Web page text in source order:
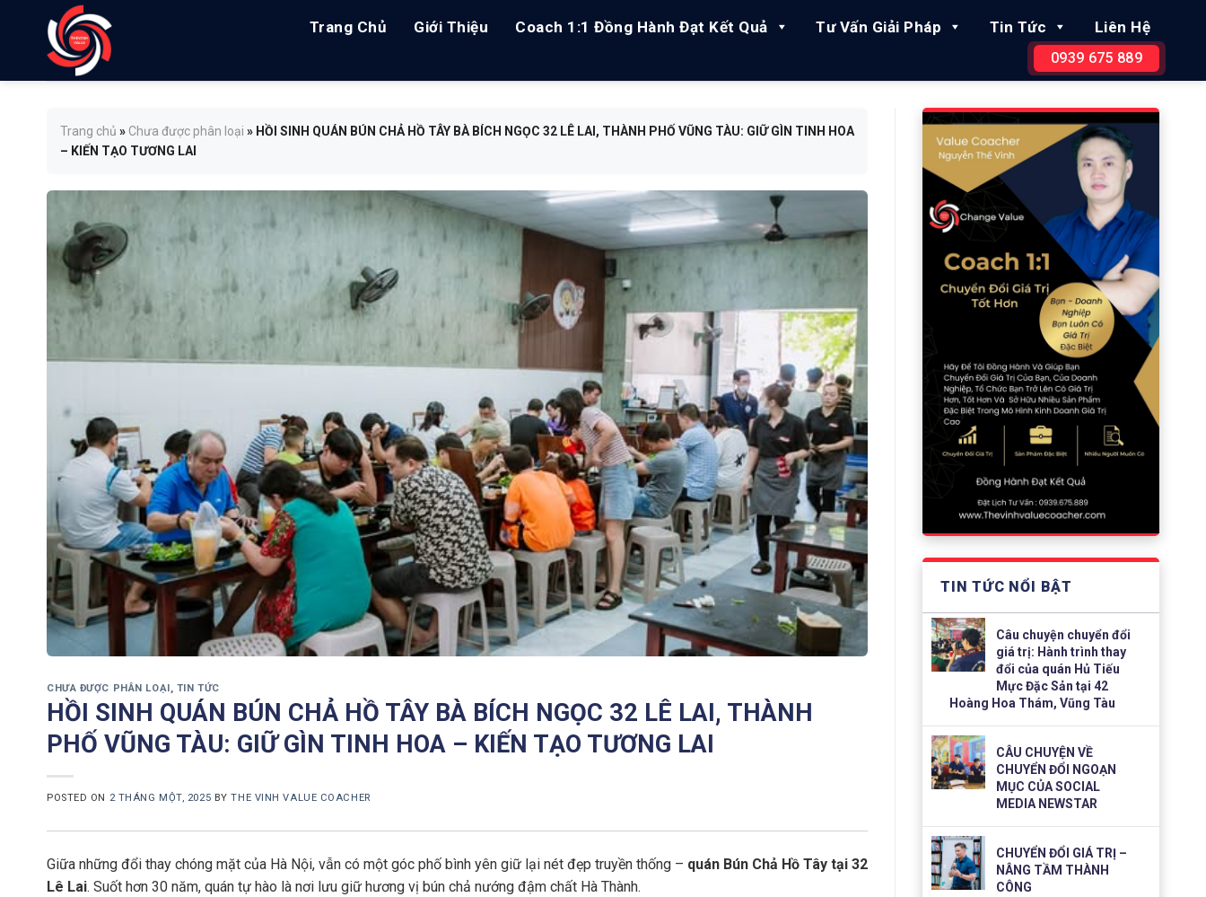
Trang Chủ Giới Thiệu Coach 1:1 Đồng Hành Đạt Kết Quả Tư Vấn Giải Pháp Tin Tức Liên Hệ
0939 675 889
Trang chủ » Chưa được phân loại » HỒI SINH QUÁN BÚN CHẢ HỒ TÂY BÀ BÍCH NGỌC 32 LÊ LAI, THÀNH PHỐ VŨNG TÀU: GIỮ GÌN TINH HOA
– KIẾN TẠO TƯƠNG LAI
CHƯA ĐƯỢC PHÂN LOẠI, TIN TỨC
HỒI SINH QUÁN BÚN CHẢ HỒ TÂY BÀ BÍCH NGỌC 32 LÊ LAI, THÀNH
PHỐ VŨNG TÀU: GIỮ GÌN TINH HOA – KIẾN TẠO TƯƠNG LAI
POSTED ON 2 THÁNG MỘT, 2025 BYTHE VINH VALUE COACHER
Giữa những đổi thay chóng mặt của Hà Nội, vẫn có một góc phố bình yên giữ lại nét đẹp truyền thống – quán Bún Chả Hồ Tây tại 32
Lê Lai. Suốt hơn 30 năm, quán tự hào là nơi lưu giữ hương vị bún chả nướng đậm chất Hà Thành.
TIN TỨC NỔI BẬT
Câu chuyện chuyển đổi
giá trị: Hành trình thay
đổi của quán Hủ Tiếu
Mực Đặc Sản tại 42
Hoàng Hoa Thám, Vũng Tàu
CÂU CHUYỆN VỀ
CHUYỂN ĐỔI NGOẠN
MỤC CỦA SOCIAL
MEDIA NEWSTAR
CHUYỂN ĐỔI GIÁ TRỊ –
NÂNG TẦM THÀNH
CÔNG